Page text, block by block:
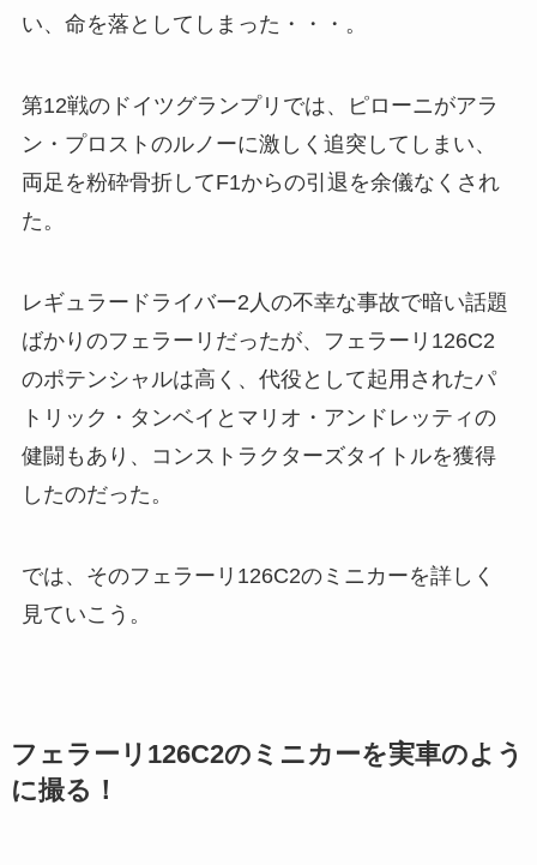
い、命を落としてしまった・・・。
第12戦のドイツグランプリでは、ピローニがアラ
ン・プロストのルノーに激しく追突してしまい、
両足を粉砕骨折してF1からの引退を余儀なくされ
た。
レギュラードライバー2人の不幸な事故で暗い話題
ばかりのフェラーリだったが、フェラーリ126C2
のポテンシャルは高く、代役として起用されたパ
トリック・タンベイとマリオ・アンドレッティの
健闘もあり、コンストラクターズタイトルを獲得
したのだった。
では、そのフェラーリ126C2のミニカーを詳しく
見ていこう。
フェラーリ126C2のミニカーを実車のよう
に撮る！